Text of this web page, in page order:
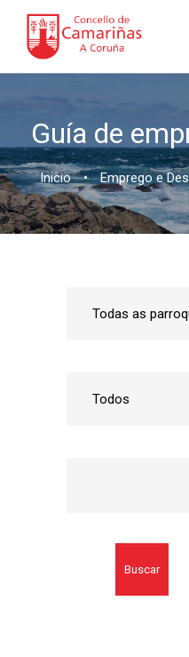
Guía de
Inicio • Emprego e
Buscar